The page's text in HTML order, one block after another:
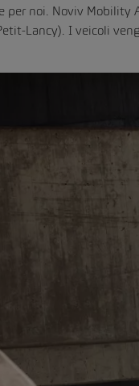
noi. Noviv
Lancy). I veicoli